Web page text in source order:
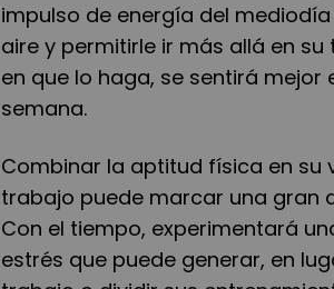
impulso de energía del
aire y permitirle ir más allá en
en que lo haga, se sentirá
semana.
Combinar la aptitud física en su
trabajo puede marcar una gran
Con el tiempo, experimentará
estrés que puede generar, en